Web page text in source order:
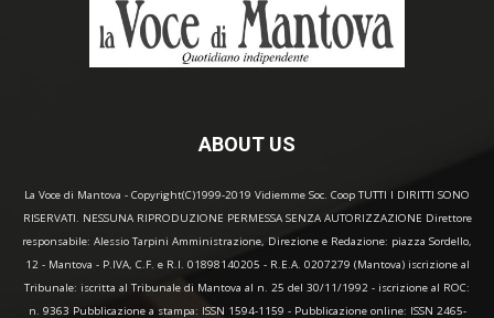
ABOUT US
La Voce di Mantova - Copyright(C)1999-2019 Vidiemme Soc. Coop TUTTI I DIRITTI SONO
RISERVATI. NESSUNA RIPRODUZIONE PERMESSA SENZA AUTORIZZAZIONE Direttore
responsabile: Alessio Tarpini Amministrazione, Direzione e Redazione: piazza Sordello,
12 - Mantova - P.IVA, C.F. e R.I. 01898140205 - R.E.A. 0207279 (Mantova) iscrizione al
Tribunale: iscritta al Tribunale di Mantova al n. 25 del 30/11/1992 - iscrizione al ROC:
n. 9363 Pubblicazione a stampa: ISSN 1594-1159 - Pubblicazione online: ISSN 2465-